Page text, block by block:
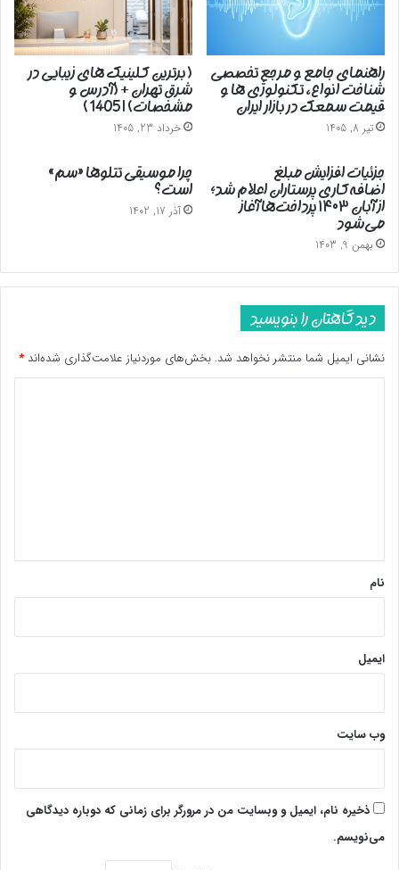
راهنمای جامع و مرجع تخصصی
شناخت انواع، تکنولوژی ها و
قیمت سمعک در بازار ایران
تیر 8, 1405
( برترین کلینیک های زیبایی در
شرق تهران + (آدرس و
مشخصات) | 1405 )
خرداد 23, 1405
جزئیات افزایش مبلغ
اضافه‌کاری پرستاران اعلام شد؛
از آبان ۱۴۰۳ پرداخت‌ها آغاز
می‌شود
بهمن 9, 1403
چرا موسیقی تتلوها «سم»
است؟
آذر 17, 1402
دیدگاهتان را بنویسید
نشانی ایمیل شما منتشر نخواهد شد. بخش‌های موردنیاز علامت‌گذاری شده‌اند *
نام
ایمیل
وب‌ سایت
ذخیره نام، ایمیل و وبسایت من در مرورگر برای زمانی که دوباره دیدگاهی
می‌نویسم.